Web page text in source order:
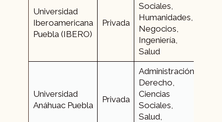
Universidad
Iberoamericana
Puebla (IBERO)
Privada
Sociales,
Humanidades,
Negocios,
Ingeniería,
Salud
Universidad
Anáhuac Puebla
Privada
Administración,
Derecho,
Ciencias
Sociales,
Salud,